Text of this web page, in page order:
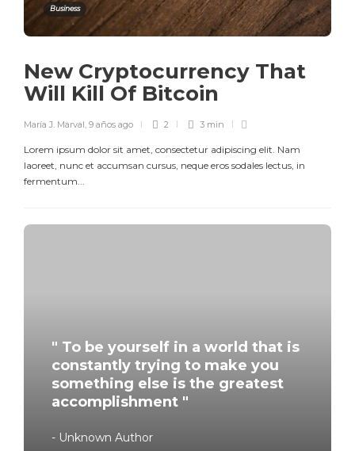
Business
New Cryptocurrency That
Will Kill Of Bitcoin
María J. Marval, 9 años ago 2 3 min
Lorem ipsum dolor sit amet, consectetur adipiscing elit. Nam
laoreet, nunc et accumsan cursus, neque eros sodales lectus, in
fermentum...
" To be yourself in a world that is
constantly trying to make you
something else is the greatest
accomplishment "
- Unknown Author